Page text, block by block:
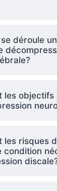
déroule
les
les risques
condition